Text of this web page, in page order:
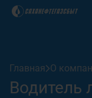
Акционерам
Главная О
Водитель